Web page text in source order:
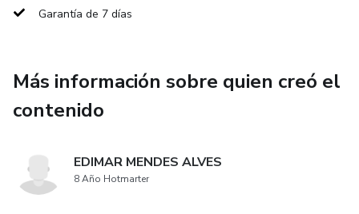
60 PLANTILLAS EDITABLES Formato Historia de
60 PLANTILLAS EDITABLES Formato Historia de
INSTAGRAM
Garantía de 7 días
Más información sobre quien creó el
contenido
EDIMAR MENDES ALVES
8 Año Hotmarter